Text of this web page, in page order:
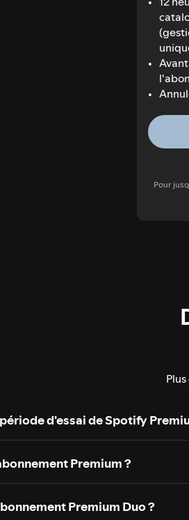
Pour
d'essai de Spotify
Premium ?
Premium Duo ?